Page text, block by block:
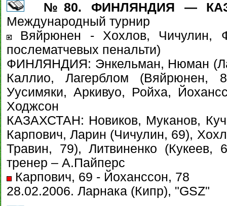
№80. ФИНЛЯНДИЯ —
Международный турнир
Вяйрюнен - Хохлов, Чичулин,
послематчевых пенальти)
ФИНЛЯНДИЯ: Энкельман, Нюман
Каллио, Лагерблом (Вяйрюнен,
Уусимяки, Аркивуо, Ройха,
Ходжсон
КАЗАХСТАН: Новиков, Муканов,
Карпович, Ларин (Чичулин, 69),
Травин, 79), Литвиненко (Кукеев,
тренер – А.Пайперс
Карпович, 69 - Йоханссон, 78
28.02.2006. Ларнака (Кипр), "GSZ"